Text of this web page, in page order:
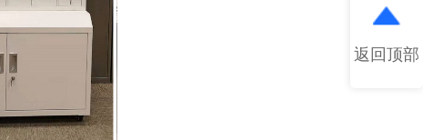
返回顶部